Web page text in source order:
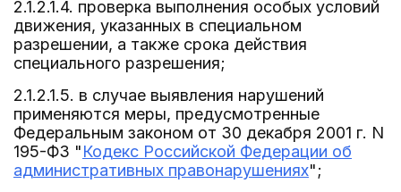
2.1.2.1.4. проверка выполнения особых условий
движения, указанных в специальном
разрешении, а также срока действия
специального разрешения;
2.1.2.1.5. в случае выявления нарушений
применяются меры, предусмотренные
Федеральным законом от 30 декабря 2001 г. N
195-ФЗ "Кодекс Российской Федерации об
административных правонарушениях";